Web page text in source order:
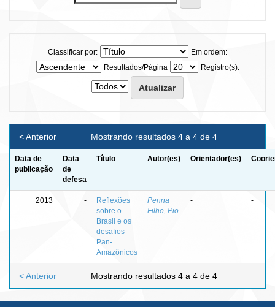
Classificar por:
Em ordem:
Resultados/Página
Registro(s):
Mostrando resultados 4 a 4 de 4
< Anterior
Data de
publicação
Data
de
defesa
Título Autor(es) Orientador(es)
2013 -
Reflexões
sobre o
Brasil e os
desafios
Pan-
Amazônicos
Penna
Filho, Pio
- -
Mostrando resultados 4 a 4 de 4
< Anterior